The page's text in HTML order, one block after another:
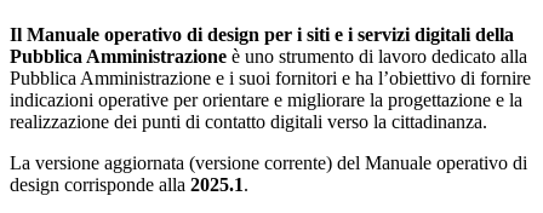
Il Manuale operativo di design per i siti e i servizi digitali della
Pubblica Amministrazione è uno strumento di lavoro dedicato alla
Pubblica Amministrazione e i suoi fornitori e ha l’obiettivo di fornire
indicazioni operative per orientare e migliorare la progettazione e la
realizzazione dei punti di contatto digitali verso la cittadinanza.
La versione aggiornata (versione corrente) del Manuale operativo di
design corrisponde alla 2025.1.